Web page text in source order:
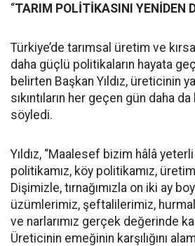
“TARIM POLİTİKASINI YENİDEN
Türkiye’de tarımsal üretim ve
daha güçlü politikaların hayata
belirten Başkan Yıldız, üreticinin
sıkıntıların her geçen gün daha
söyledi.
Yıldız, “Maalesef bizim hâlâ
politikamız, köy politikamız,
Dişimizle, tırnağımızla on iki ay
üzümlerimiz, şeftalilerimiz,
ve narlarımız gerçek değerinde
Üreticinin emeğinin karşılığını